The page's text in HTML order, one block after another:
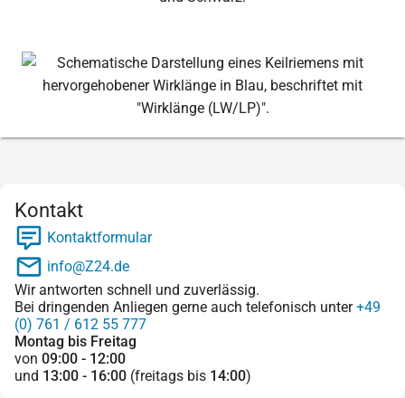
Kontakt
Kontaktformular
info@Z24.de
Wir antworten schnell und zuverlässig.
Bei dringenden Anliegen gerne auch telefonisch unter+49
(0) 761 / 612 55 777
Montag bis Freitag
von 09:00 - 12:00
und 13:00 - 16:00 (freitags bis 14:00)